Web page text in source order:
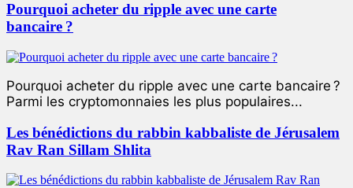
Pourquoi acheter du ripple avec une carte
bancaire ?
Pourquoi acheter du ripple avec une carte bancaire ?
Parmi les cryptomonnaies les plus populaires...
Les bénédictions du rabbin kabbaliste de Jérusalem
Rav Ran Sillam Shlita